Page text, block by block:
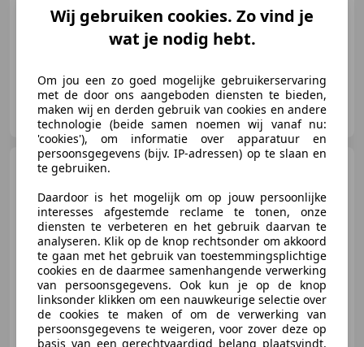
Hoetink Automotive
NL-7207 BJ ZUTPHEN
Renault R 5
€ 16.940
12/1988 181.322 km Benzine 85 kW (116 PK)
Wij gebruiken cookies. Zo vind je
wat je nodig hebt.
Om jou een zo goed mogelijke gebruikerservaring
met de door ons aangeboden diensten te bieden,
maken wij en derden gebruik van cookies en andere
technologie (beide samen noemen wij vanaf nu:
'cookies'), om informatie over apparatuur en
persoonsgegevens (bijv. IP-adressen) op te slaan en
te gebruiken.
Daardoor is het mogelijk om op jouw persoonlijke
interesses afgestemde reclame te tonen, onze
diensten te verbeteren en het gebruik daarvan te
analyseren. Klik op de knop rechtsonder om akkoord
te gaan met het gebruik van toestemmingsplichtige
cookies en de daarmee samenhangende verwerking
van persoonsgegevens. Ook kun je op de knop
linksonder klikken om een nauwkeurige selectie over
de cookies te maken of om de verwerking van
persoonsgegevens te weigeren, voor zover deze op
basis van een gerechtvaardigd belang plaatsvindt.